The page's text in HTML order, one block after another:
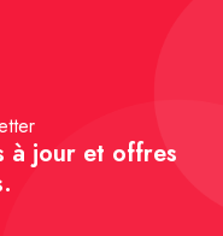
à jour et offres